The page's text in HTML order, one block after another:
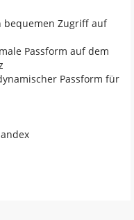
bequemen Zugriff auf
Passform auf dem
Passform für